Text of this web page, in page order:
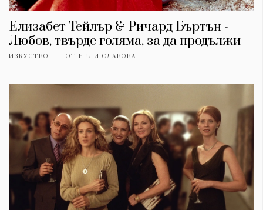
Елизабет Тейлър & Ричард Бъртън -
Любов, твърде голяма, за да продължи
ИЗКУСТВО ОТ НЕЛИ СЛАВОВА